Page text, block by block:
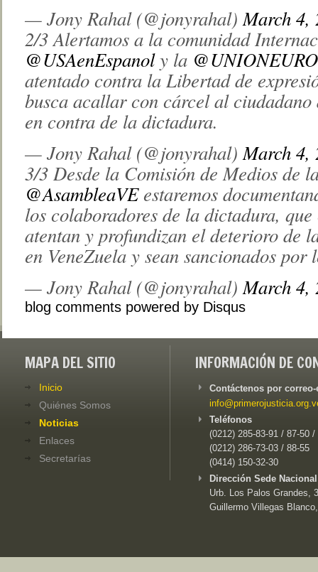
— Jony Rahal (@jonyrahal) March 4,
2/3 Alertamos a la comunidad
@USAenEspanoly la
atentado contra la Libertad de
busca acallar con cárcel al ciudadano
en contra de la dictadura.
— Jony Rahal (@jonyrahal) March 4,
3/3 Desde la Comisión de Medios de
@AsambleaVEestaremos
los colaboradores de la dictadura, que
atentan y profundizan el deterioro de
en VeneZuela y sean sancionados por
— Jony Rahal (@jonyrahal) March 4,
blog comments powered by Disqus
MAPA DEL SITIO
Inicio
Quiénes Somos
Noticias
Enlaces
Secretarías
INFORMACIÓN DE
Contáctenos por
Teléfonos
(0212) 285-83-91 / 87-50 /
(0212) 286-73-03 / 88-55
(0414) 150-32-30
Dirección Sede
Urb. Los Palos Grandes,
Guillermo Villegas